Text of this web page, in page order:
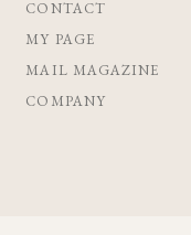
CONTACT
MY PAGE
MAIL MAGAZINE
COMPANY